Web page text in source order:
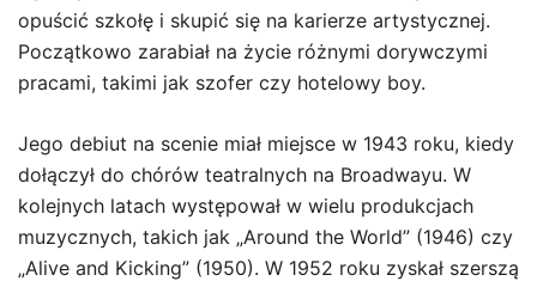
opuścić szkołę i skupić się na karierze artystycznej.
Początkowo zarabiał na życie różnymi dorywczymi
pracami, takimi jak szofer czy hotelowy boy.
Jego debiut na scenie miał miejsce w 1943 roku, kiedy
dołączył do chórów teatralnych na Broadwayu. W
kolejnych latach występował w wielu produkcjach
muzycznych, takich jak „Around the World” (1946) czy
„Alive and Kicking” (1950). W 1952 roku zyskał szerszą